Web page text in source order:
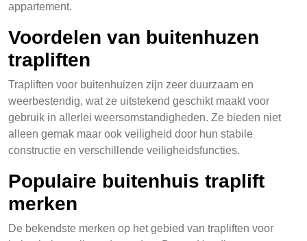
appartement.
Voordelen van buitenhuzen
trapliften
Trapliften voor buitenhuizen zijn zeer duurzaam en
weerbestendig, wat ze uitstekend geschikt maakt voor
gebruik in allerlei weersomstandigheden. Ze bieden niet
alleen gemak maar ook veiligheid door hun stabile
constructie en verschillende veiligheidsfuncties.
Populaire buitenhuis traplift
merken
De bekendste merken op het gebied van trapliften voor